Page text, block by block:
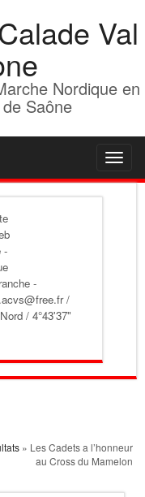
Val
Nordique en
Saône
-
-
/
/ 4°43'37"
» Les Cadets a l’honneur
au Cross du Mamelon